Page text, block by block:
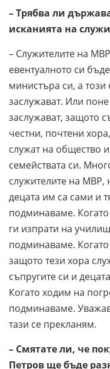
– Трябва ли
исканията на
– Служителите на
евентуалното си
министъра си, а този
заслужават. Или поне
заслужават, защото
честни, почтени
служат на общество
семействата си.
служителите на МВР,
децата им са сами и
подминаваме.
ги изпрати на
подминаваме.
защото тези хора
съпругите си и
Когато ходим на
подминаваме.
тази се прекланям.
– Смятате ли, че
Петров ще бъде